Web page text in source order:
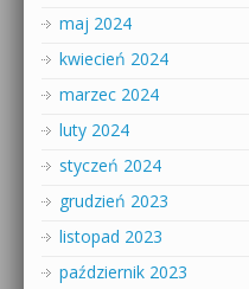
maj 2024
kwiecień 2024
marzec 2024
luty 2024
styczeń 2024
grudzień 2023
listopad 2023
październik 2023